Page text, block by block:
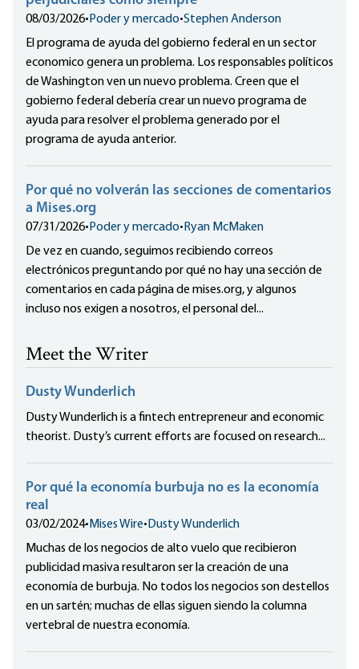
08/03/2026• Poder y mercado•Stephen Anderson
El programa de ayuda del gobierno federal en un sector
economico genera un problema. Los responsables políticos
de Washington ven un nuevo problema. Creen que el
gobierno federal debería crear un nuevo programa de
ayuda para resolver el problema generado por el
programa de ayuda anterior.
Por qué no volverán las secciones de comentarios
a Mises.org
07/31/2026• Poder y mercado• Ryan McMaken
De vez en cuando, seguimos recibiendo correos
electrónicos preguntando por qué no hay una sección de
comentarios en cada página de mises.org, y algunos
incluso nos exigen a nosotros, el personal del...
Meet the Writer
Dusty Wunderlich
Dusty Wunderlich is a fintech entrepreneur and economic
theorist. Dusty’s current efforts are focused on research...
Por qué la economía burbuja no es la economía
real
03/02/2024• Mises Wire• Dusty Wunderlich
Muchas de los negocios de alto vuelo que recibieron
publicidad masiva resultaron ser la creación de una
economía de burbuja. No todos los negocios son destellos
en un sartén; muchas de ellas siguen siendo la columna
vertebral de nuestra economía.